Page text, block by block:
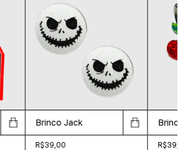
Brinco Jack
R$39,00